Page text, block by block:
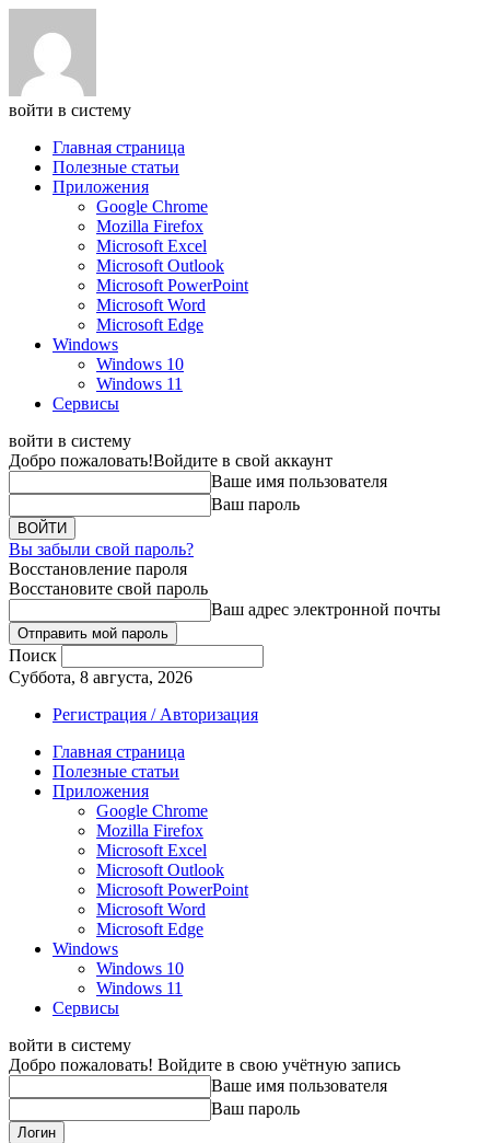
войти в систему
Главная страница
Полезные статьи
Приложения
Google Chrome
Mozilla Firefox
Microsoft Excel
Microsoft Outlook
Microsoft PowerPoint
Microsoft Word
Microsoft Edge
Windows
Windows 10
Windows 11
Сервисы
войти в систему
Добро пожаловать!Войдите в свой аккаунт
Ваше имя пользователя
Ваш пароль
Вы забыли свой пароль?
Восстановление пароля
Восстановите свой пароль
Ваш адрес электронной почты
Поиск
Суббота, 8 августа, 2026
Регистрация / Авторизация
Главная страница
Полезные статьи
Приложения
Google Chrome
Mozilla Firefox
Microsoft Excel
Microsoft Outlook
Microsoft PowerPoint
Microsoft Word
Microsoft Edge
Windows
Windows 10
Windows 11
Сервисы
войти в систему
Добро пожаловать! Войдите в свою учётную запись
Ваше имя пользователя
Ваш пароль